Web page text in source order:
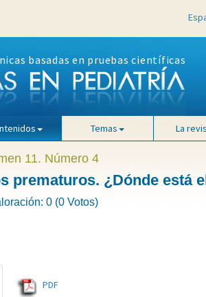
basadas en pruebas científicas
Temas La
11. Número 4
prematuros. ¿Dónde está
0 (0 Votos)
PDF